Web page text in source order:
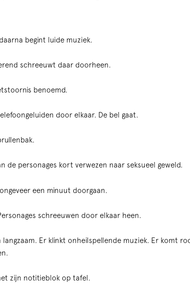
begint luide muziek.
schreeuwt daar doorheen.
benoemd.
door elkaar. De bel gaat.
de personages kort verwezen naar seksueel geweld.
een minuut doorgaan.
schreeuwen door elkaar heen.
Er klinkt onheilspellende muziek. Er komt
zijn notitieblok op tafel.